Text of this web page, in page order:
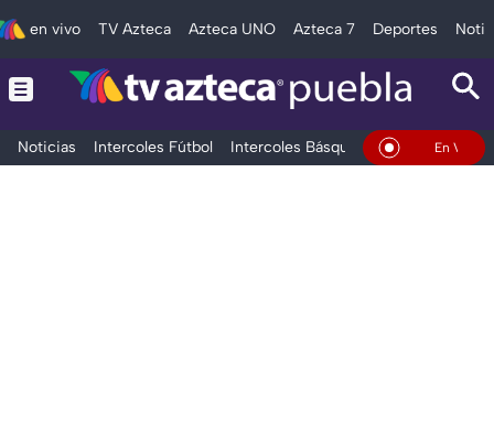
en vivo TV Azteca Azteca UNO Azteca 7 Deportes
Noticias Intercoles Fútbol Intercoles Básquetbol Deportes
En Vivo